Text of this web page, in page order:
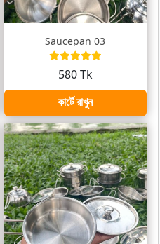
Saucepan 03
580 Tk
কার্টে রাখুন